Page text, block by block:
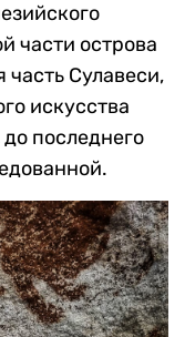
части острова
Сулавеси,
искусства
последнего